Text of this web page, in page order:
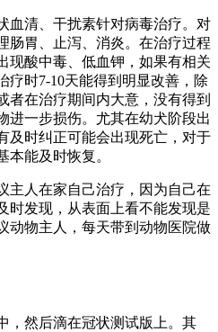
血清、干扰素针对病毒治疗。对
肠胃、止泻、消炎。在治疗过程
现酸中毒、低血钾，如果有相关
疗时7-10天能得到明显改善，除
者在治疗期间内大意，没有得到
进一步损伤。尤其在幼犬阶段出
及时纠正可能会出现死亡，对于
本能及时恢复。
主人在家自己治疗，因为自己在
时发现，从表面上看不能发现是
动物主人，每天带到动物医院做
，然后滴在冠状测试版上。其